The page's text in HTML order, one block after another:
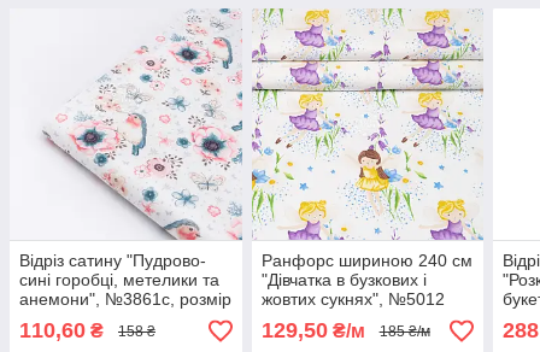
Відріз сатину "Пудрово-
сині горобці, метелики та
анемони", №3861с, розмір
75*160 см
110,60 ₴ 158 ₴
Ранфорс шириною 240 см
"Дівчатка в бузкових і
жовтих сукнях", №5012
129,50₴/м 185 ₴/м